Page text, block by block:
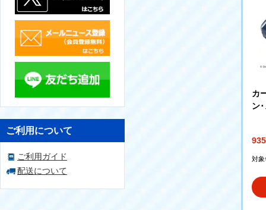
カ
ン
対象
ご利用について
ご利用ガイド
配送について